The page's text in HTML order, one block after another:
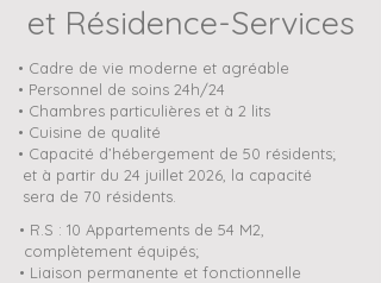
et Résidence-Services
• Cadre de vie moderne et agréable
• Personnel de soins 24h/24
• Chambres particulières et à 2 lits
• Cuisine de qualité
• Capacité d’hébergement de 50 résidents;
et à partir du 24 juillet 2026, la capacité
sera de 70 résidents.
• R.S : 10 Appartements de 54 M2,
complètement équipés;
• Liaison permanente et fonctionnelle